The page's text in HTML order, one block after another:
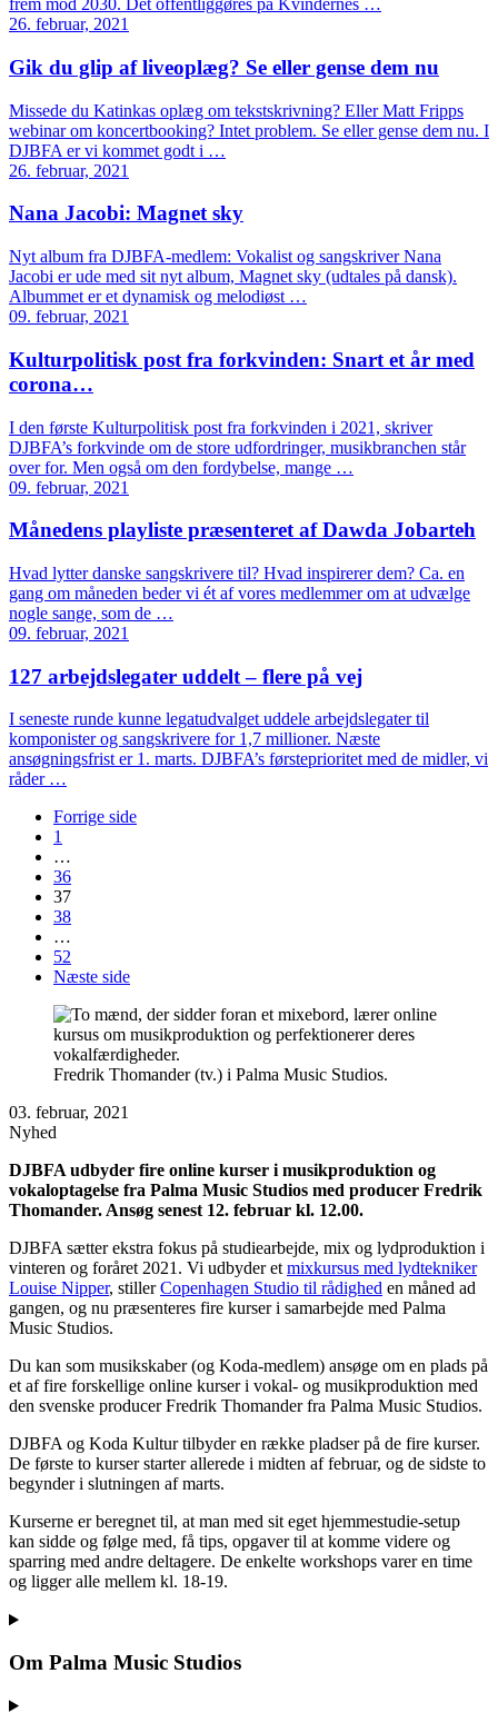
frem mod 2030. Det offentliggøres på Kvindernes …
26. februar, 2021
Gik du glip af liveoplæg? Se eller gense dem nu
Missede du Katinkas oplæg om tekstskrivning? Eller Matt Fripps
webinar om koncertbooking? Intet problem. Se eller gense dem nu. I
DJBFA er vi kommet godt i …
26. februar, 2021
Nana Jacobi: Magnet sky
Nyt album fra DJBFA-medlem: Vokalist og sangskriver Nana
Jacobi er ude med sit nyt album, Magnet sky (udtales på dansk).
Albummet er et dynamisk og melodiøst …
09. februar, 2021
Kulturpolitisk post fra forkvinden: Snart et år med
corona…
I den første Kulturpolitisk post fra forkvinden i 2021, skriver
DJBFA’s forkvinde om de store udfordringer, musikbranchen står
over for. Men også om den fordybelse, mange …
09. februar, 2021
Månedens playliste præsenteret af Dawda Jobarteh
Hvad lytter danske sangskrivere til? Hvad inspirerer dem? Ca. en
gang om måneden beder vi ét af vores medlemmer om at udvælge
nogle sange, som de …
09. februar, 2021
127 arbejdslegater uddelt – flere på vej
I seneste runde kunne legatudvalget uddele arbejdslegater til
komponister og sangskrivere for 1,7 millioner. Næste
ansøgningsfrist er 1. marts. DJBFA’s førsteprioritet med de midler, vi
råder …
Forrige side
1
…
36
37
38
…
52
Næste side
Fredrik Thomander (tv.) i Palma Music Studios.
03. februar, 2021
Nyhed
DJBFA udbyder fire online kurser i musikproduktion og
vokaloptagelse fra Palma Music Studios med producer Fredrik
Thomander. Ansøg senest 12. februar kl. 12.00.
DJBFA sætter ekstra fokus på studiearbejde, mix og lydproduktion i
vinteren og foråret 2021. Vi udbyder etmixkursus med lydtekniker
Louise Nipper, stillerCopenhagen Studio til rådighed en måned ad
gangen, og nu præsenteres fire kurser i samarbejde med Palma
Music Studios.
Du kan som musikskaber (og Koda-medlem) ansøge om en plads på
et af fire forskellige online kurser i vokal- og musikproduktion med
den svenske producer Fredrik Thomander fra Palma Music Studios.
DJBFA og Koda Kultur tilbyder en række pladser på de fire kurser.
De første to kurser starter allerede i midten af februar, og de sidste to
begynder i slutningen af marts.
Kurserne er beregnet til, at man med sit eget hjemmestudie-setup
kan sidde og følge med, få tips, opgaver til at komme videre og
sparring med andre deltagere. De enkelte workshops varer en time
og ligger alle mellem kl. 18-19.
Om Palma Music Studios